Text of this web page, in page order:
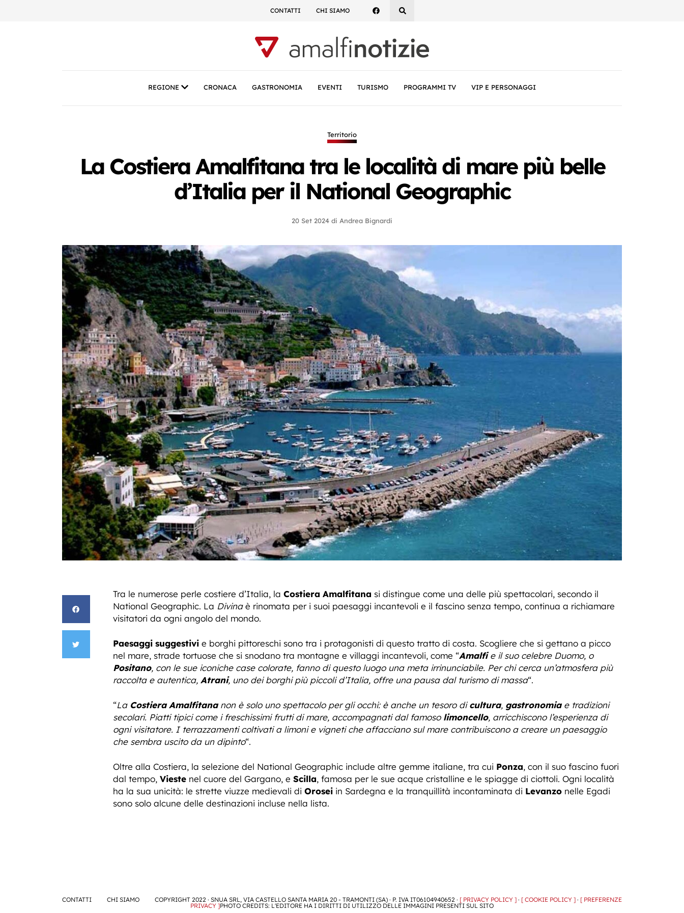
CONTATTI CHI SIAMO
REGIONE CRONACA GASTRONOMIA EVENTI TURISMO PROGRAMMI TV VIP E PERSONAGGI
Territorio
La Costiera Amalfitana tra le località di mare più belle
d’Italia per il National Geographic
20 Set 2024 di Andrea Bignardi
Tra le numerose perle costiere d’Italia, la Costiera Amalfitana si distingue come una delle più spettacolari, secondo il
National Geographic. La Divinaè rinomata per i suoi paesaggi incantevoli e il fascino senza tempo, continua a richiamare
visitatori da ogni angolo del mondo.
Paesaggi suggestivi e borghi pittoreschi sono tra i protagonisti di questo tratto di costa. Scogliere che si gettano a picco
nel mare, strade tortuose che si snodano tra montagne e villaggi incantevoli, come “Amalfie il suo celebre Duomo, o
Positano, con le sue iconiche case colorate, fanno di questo luogo una meta irrinunciabile. Per chi cerca un’atmosfera più
raccolta e autentica, Atrani, uno dei borghi più piccoli d’Italia, offre una pausa dal turismo di massa“.
“La Costiera Amalfitananon è solo uno spettacolo per gli occhi: è anche un tesoro dicultura, gastronomiae tradizioni
secolari. Piatti tipici come i freschissimi frutti di mare, accompagnati dal famoso limoncello, arricchiscono l’esperienza di
ogni visitatore. I terrazzamenti coltivati a limoni e vigneti che affacciano sul mare contribuiscono a creare un paesaggio
che sembra uscito da un dipinto“.
Oltre alla Costiera, la selezione del National Geographic include altre gemme italiane, tra cui Ponza, con il suo fascino fuori
dal tempo, Vieste nel cuore del Gargano, e Scilla, famosa per le sue acque cristalline e le spiagge di ciottoli. Ogni località
ha la sua unicità: le strette viuzze medievali di Orosei in Sardegna e la tranquillità incontaminata di Levanzo nelle Egadi
sono solo alcune delle destinazioni incluse nella lista.
CONTATTI CHI SIAMO COPYRIGHT 2022 · SNUA SRL, VIA CASTELLO SANTA MARIA 20 - TRAMONTI (SA) · P. IVA IT06104940652 · [ PRIVACY POLICY ] · [ COOKIE POLICY ] · [ PREFERENZE
PRIVACY ]PHOTO CREDITS: L'EDITORE HA I DIRITTI DI UTILIZZO DELLE IMMAGINI PRESENTI SUL SITO